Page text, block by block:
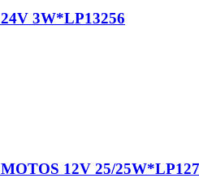
3W*LP13256
12V 25/